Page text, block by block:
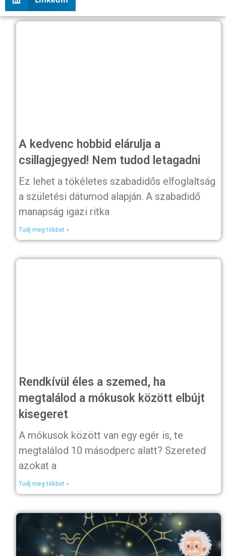
A kedvenc hobbid elárulja a
csillagjegyed! Nem tudod letagadni
Ez lehet a tökéletes szabadidős elfoglaltság
a születési dátumod alapján. A szabadidő
manapság igazi ritka
Tudj meg többet »
Rendkívül éles a szemed, ha
megtalálod a mókusok között elbújt
kisegeret
A mókusok között van egy egér is, te
megtalálod 10 másodperc alatt? Szereted
azokat a
Tudj meg többet »